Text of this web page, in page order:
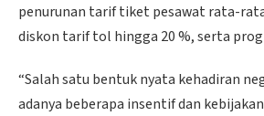
penurunan tarif tiket pesawat rata-
diskon tarif tol hingga 20 %, serta
“Salah satu bentuk nyata kehadiran
adanya beberapa insentif dan